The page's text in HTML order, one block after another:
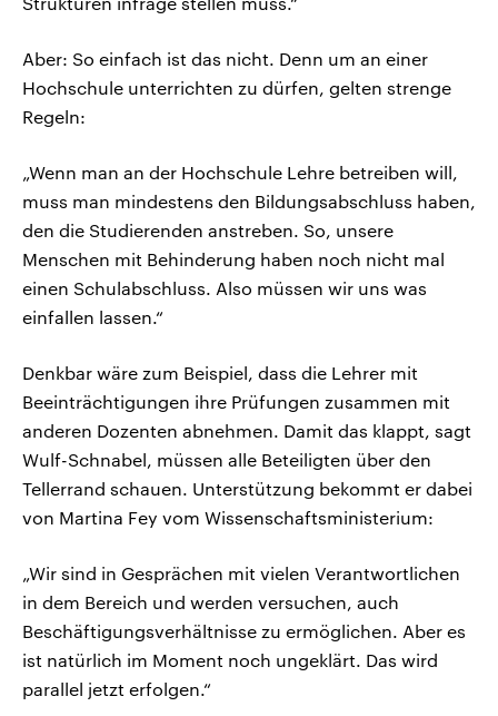
Aber: So einfach ist das nicht. Denn um an einer
Hochschule unterrichten zu dürfen, gelten strenge
Regeln:
„Wenn man an der Hochschule Lehre betreiben will,
muss man mindestens den Bildungsabschluss haben,
den die Studierenden anstreben. So, unsere
Menschen mit Behinderung haben noch nicht mal
einen Schulabschluss. Also müssen wir uns was
einfallen lassen.“
Denkbar wäre zum Beispiel, dass die Lehrer mit
Beeinträchtigungen ihre Prüfungen zusammen mit
anderen Dozenten abnehmen. Damit das klappt, sagt
Wulf-Schnabel, müssen alle Beteiligten über den
Tellerrand schauen. Unterstützung bekommt er dabei
von Martina Fey vom Wissenschaftsministerium:
„Wir sind in Gesprächen mit vielen Verantwortlichen
in dem Bereich und werden versuchen, auch
Beschäftigungsverhältnisse zu ermöglichen. Aber es
ist natürlich im Moment noch ungeklärt. Das wird
parallel jetzt erfolgen.“